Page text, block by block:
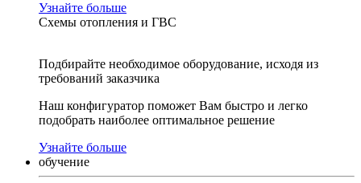
Узнайте больше
Схемы отопления и ГВС
Подбирайте необходимое оборудование, исходя из
требований заказчика
Наш конфигуратор поможет Вам быстро и легко
подобрать наиболее оптимальное решение
Узнайте больше
обучение